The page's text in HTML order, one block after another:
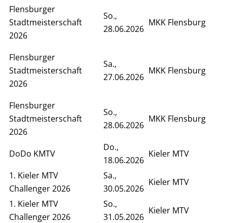
Flensburger
Stadtmeisterschaft
2026
So.,
28.06.2026
MKK Flensburg
Flensburger
Stadtmeisterschaft
2026
Sa.,
27.06.2026
MKK Flensburg
Flensburger
Stadtmeisterschaft
2026
So.,
28.06.2026
MKK Flensburg
DoDo KMTV
Do.,
18.06.2026
Kieler MTV
1. Kieler MTV
Challenger 2026
Sa.,
30.05.2026
Kieler MTV
1. Kieler MTV
Challenger 2026
So.,
31.05.2026
Kieler MTV